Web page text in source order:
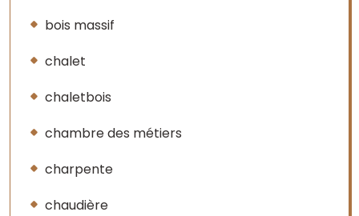
bois massif
chalet
chaletbois
chambre des métiers
charpente
chaudière